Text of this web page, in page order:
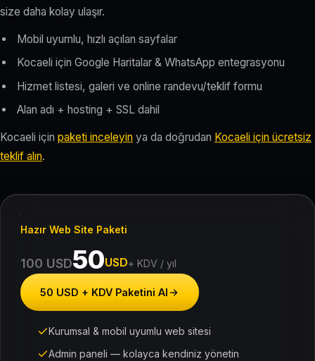
size daha kolay ulaşır.
Mobil uyumlu, hızlı açılan sayfalar
Kocaeli için Google Haritalar & WhatsApp entegrasyonu
Hizmet listesi, galeri ve online randevu/teklif formu
Alan adı + hosting + SSL dahil
Kocaeli için paketi inceleyin ya da doğrudan Kocaeli için ücretsiz
teklif alın.
Hazır Web Site Paketi
100 USD50USD+ KDV / yıl
50 USD + KDV Paketini Al
Kurumsal & mobil uyumlu web sitesi
Admin paneli — kolayca kendiniz yönetin